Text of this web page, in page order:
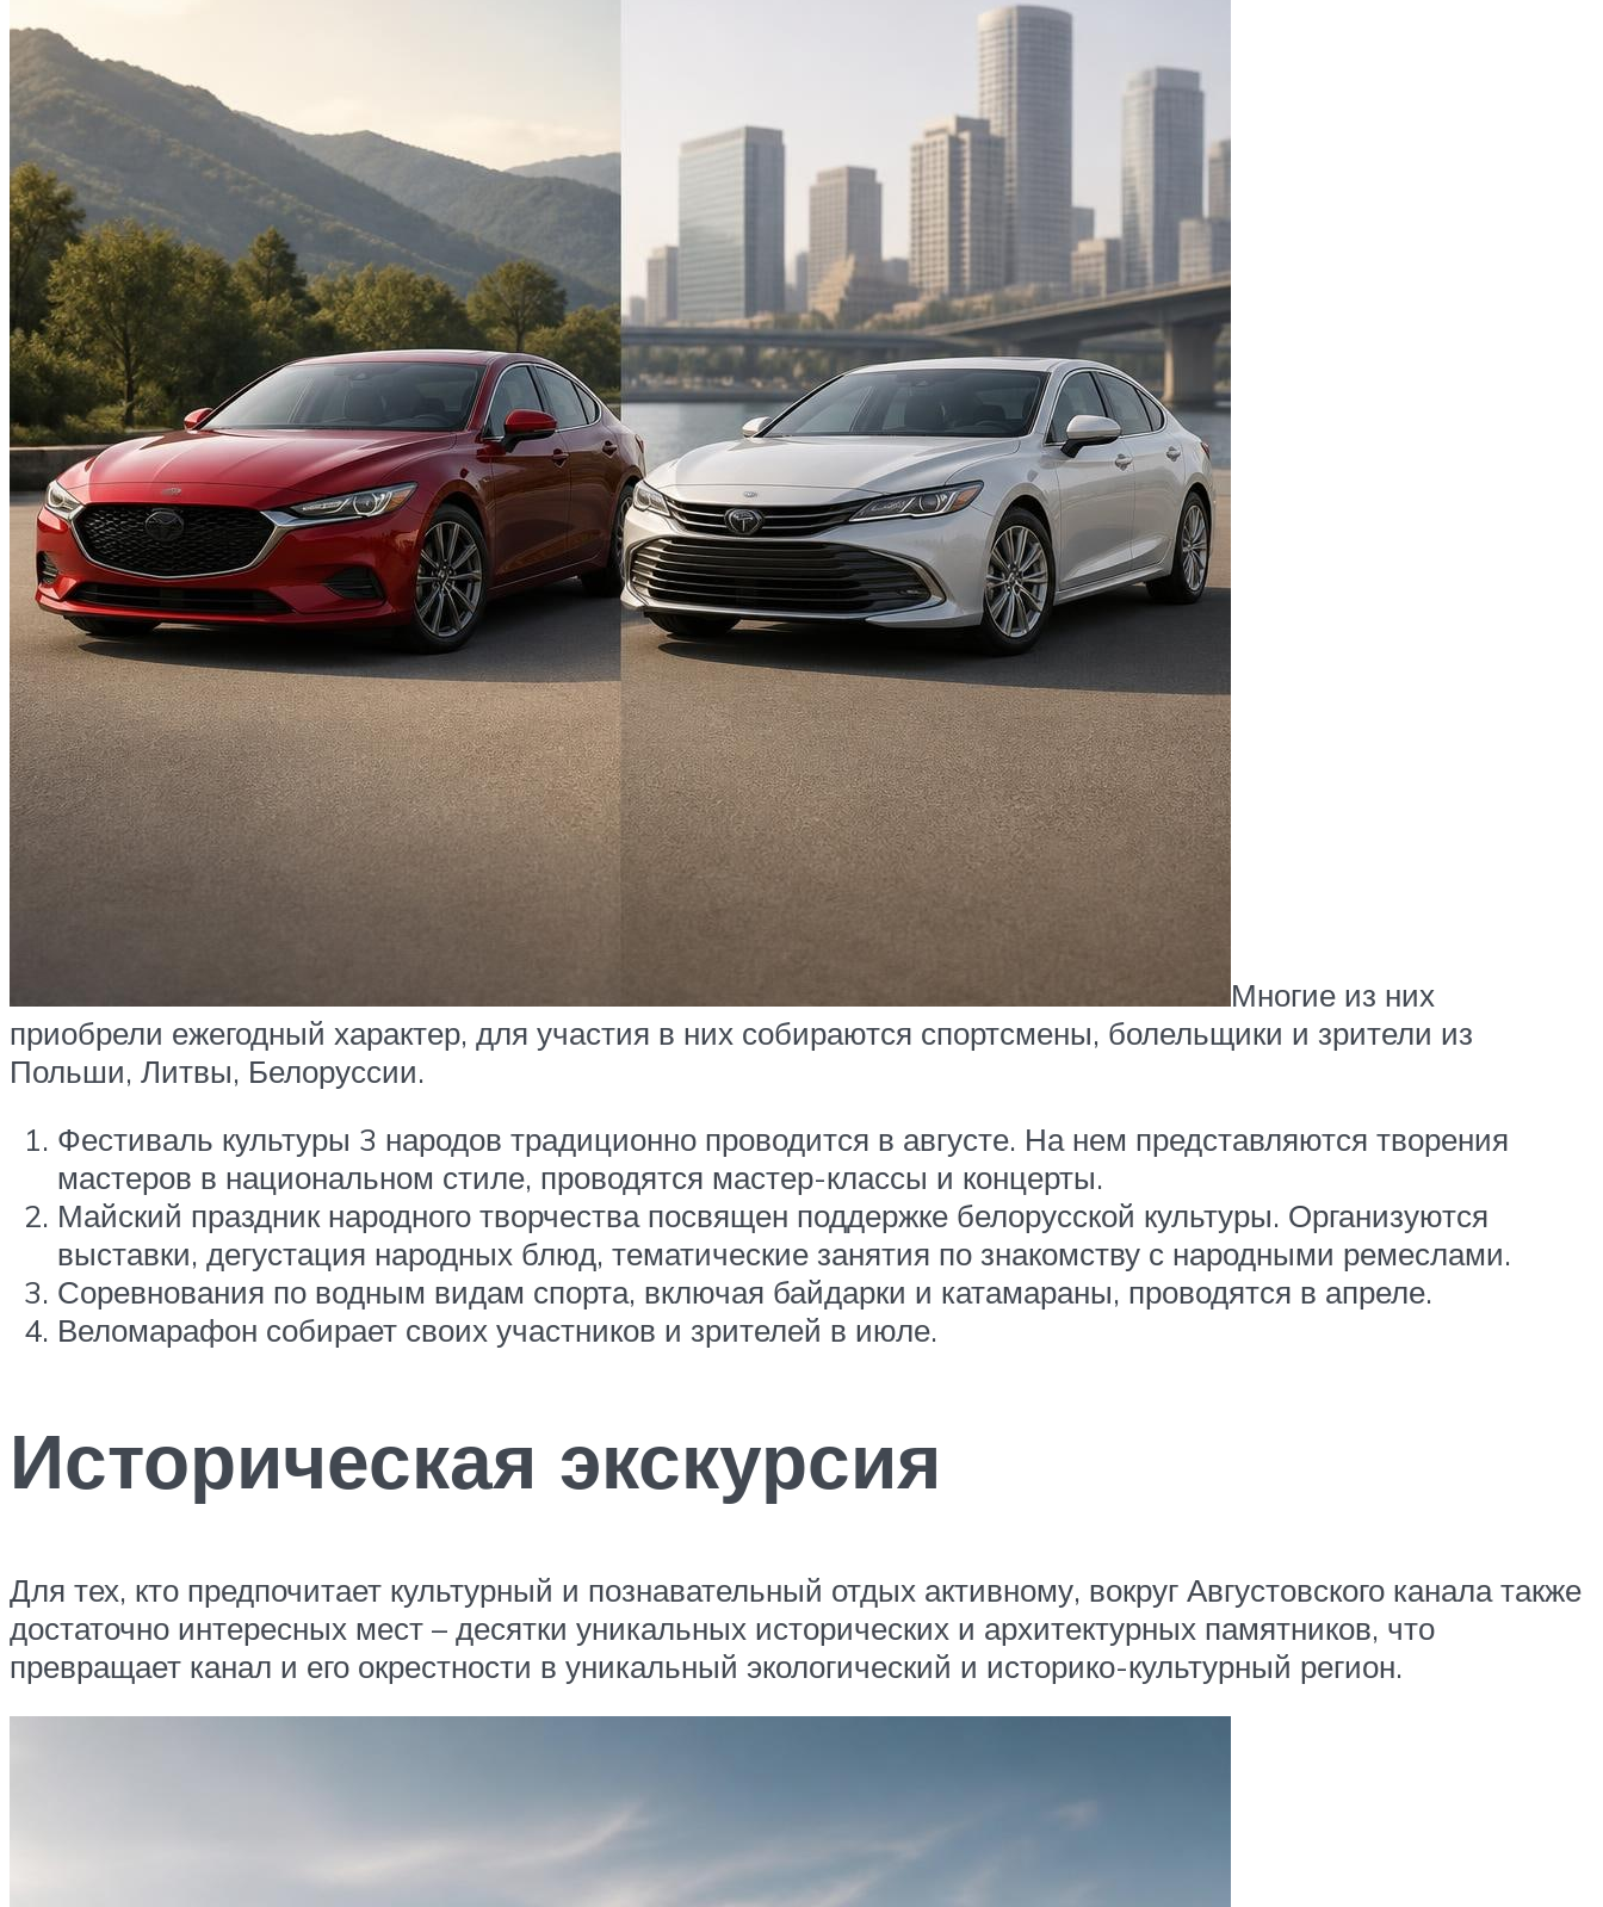
Многие из них
приобрели ежегодный характер, для участия в них собираются спортсмены, болельщики и зрители из
Польши, Литвы, Белоруссии.
Фестиваль культуры 3 народов традиционно проводится в августе. На нем представляются творения
мастеров в национальном стиле, проводятся мастер-классы и концерты.
Майский праздник народного творчества посвящен поддержке белорусской культуры. Организуются
выставки, дегустация народных блюд, тематические занятия по знакомству с народными ремеслами.
Соревнования по водным видам спорта, включая байдарки и катамараны, проводятся в апреле.
Веломарафон собирает своих участников и зрителей в июле.
Историческая экскурсия
Для тех, кто предпочитает культурный и познавательный отдых активному, вокруг Августовского канала также
достаточно интересных мест – десятки уникальных исторических и архитектурных памятников, что
превращает канал и его окрестности в уникальный экологический и историко-культурный регион.